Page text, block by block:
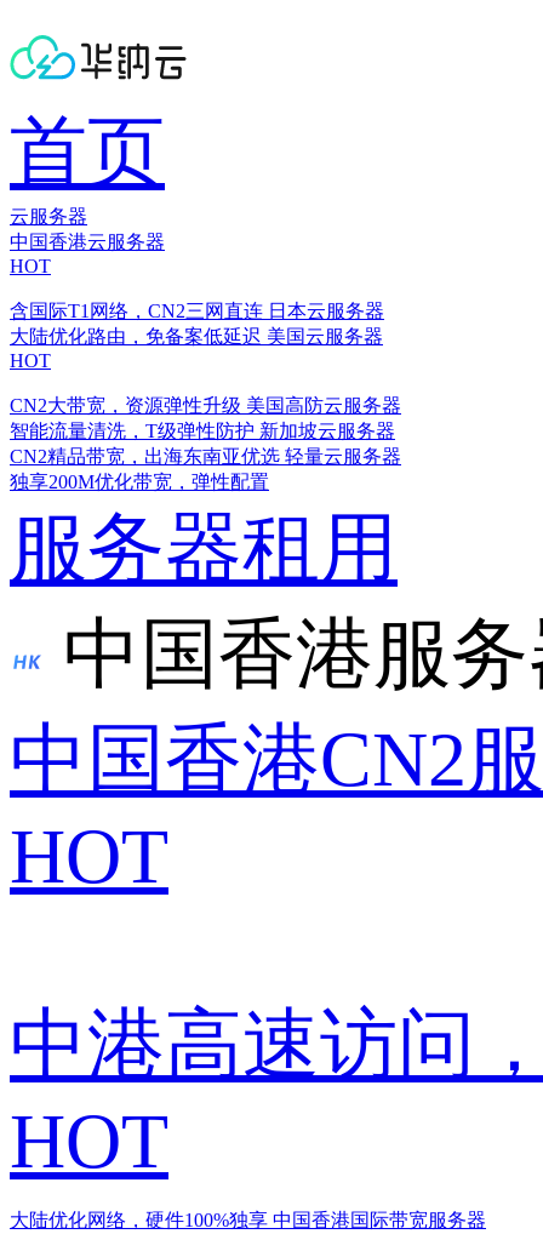
首页
云服务器
中国香港云服务器
HOT
含国际T1网络，CN2三网直连 日本云服务器
大陆优化路由，免备案低延迟 美国云服务器
HOT
CN2大带宽，资源弹性升级 美国高防云服务器
智能流量清洗，T级弹性防护 新加坡云服务器
CN2精品带宽，出海东南亚优选 轻量云服务器
独享200M优化带宽，弹性配置
服务器租用
中国香港服
中国香港CN2
HOT
中港高速访问
HOT
大陆优化网络，硬件100%独享 中国香港国际带宽服务器